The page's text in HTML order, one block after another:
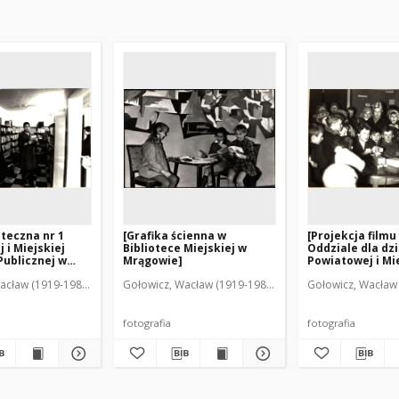
nr 1
i Miejskiej
w
(1919-1983). Fot.
[Grafika ścienna w
Bibliotece Miejskiej w
Mrągowie]
Gołowicz, Wacław (1919-1983). Fot.
fotografia
[Projekcja filmu
Oddziale dla
Powiatowej i
Mrągowie 1963.
Gołowicz,
fotografia